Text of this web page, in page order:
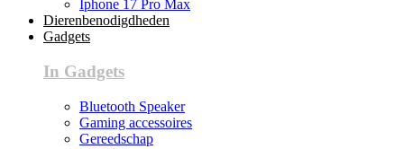
Iphone 17 Pro Max
Dierenbenodigdheden
Gadgets
In Gadgets
Bluetooth Speaker
Gaming accessoires
Gereedschap